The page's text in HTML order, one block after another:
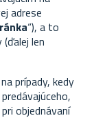
adrese
“), a to
len
prípady, kedy
objednávaní